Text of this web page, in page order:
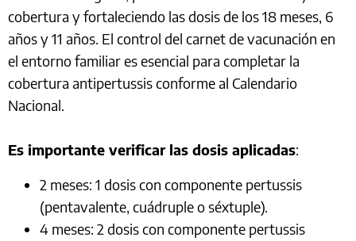
cobertura y fortaleciendo las dosis de los 18 meses, 6
años y 11 años. El control del carnet de vacunación en
el entorno familiar es esencial para completar la
cobertura antipertussis conforme al Calendario
Nacional.
Es importante verificar las dosis aplicadas:
2 meses: 1 dosis con componente pertussis
(pentavalente, cuádruple o séxtuple).
4 meses: 2 dosis con componente pertussis